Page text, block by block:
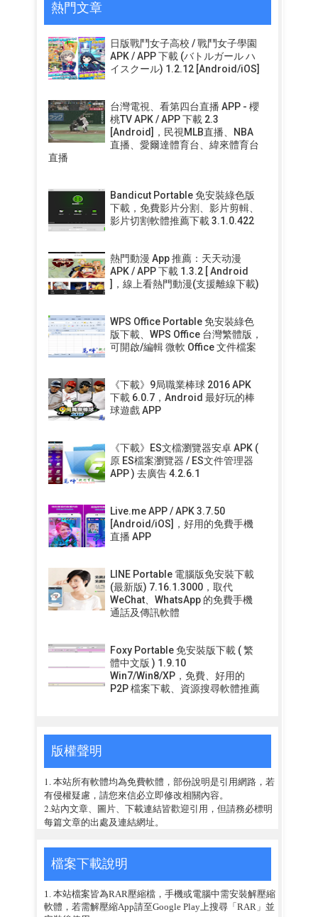
熱門文章
日版戰鬥女子高校 / 戰鬥女子學園
APK / APP 下載 (バトルガール ハ
イスクール) 1.2.12 [Android/iOS]
台灣電視、看第四台直播 APP - 櫻
桃TV APK / APP 下載 2.3
[Android]，民視MLB直播、NBA
直播、愛爾達體育台、緯來體育台
直播
Bandicut Portable 免安裝綠色版
下載，免費影片分割、影片剪輯、
影片切割軟體推薦下載 3.1.0.422
熱門動漫 App 推薦：天天动漫
APK / APP 下載 1.3.2 [ Android
]，線上看熱門動漫(支援離線下載)
WPS Office Portable 免安裝綠色
版下載、WPS Office 台灣繁體版，
可開啟/編輯 微軟 Office 文件檔案
《下載》9局職業棒球 2016 APK
下載 6.0.7，Android 最好玩的棒
球遊戲 APP
《下載》ES文檔瀏覽器安卓 APK (
原 ES檔案瀏覽器 / ES文件管理器
APP ) 去廣告 4.2.6.1
Live.me APP / APK 3.7.50
[Android/iOS]，好用的免費手機
直播 APP
LINE Portable 電腦版免安裝下載
(最新版) 7.16.1.3000，取代
WeChat、WhatsApp 的免費手機
通話及傳訊軟體
Foxy Portable 免安裝版下載 ( 繁
體中文版 ) 1.9.10
Win7/Win8/XP，免費、好用的
P2P 檔案下載、資源搜尋軟體推薦
版權聲明
1. 本站所有軟體均為免費軟體，部份說明是引用網路，若
有侵權疑慮，請您來信必立即修改相關內容。
2.站內文章、圖片、下載連結皆歡迎引用，但請務必標明
每篇文章的出處及連結網址。
檔案下載說明
1. 本站檔案皆為RAR壓縮檔，手機或電腦中需安裝解壓縮
軟體，若需解壓縮App請至Google Play上搜尋「RAR」並